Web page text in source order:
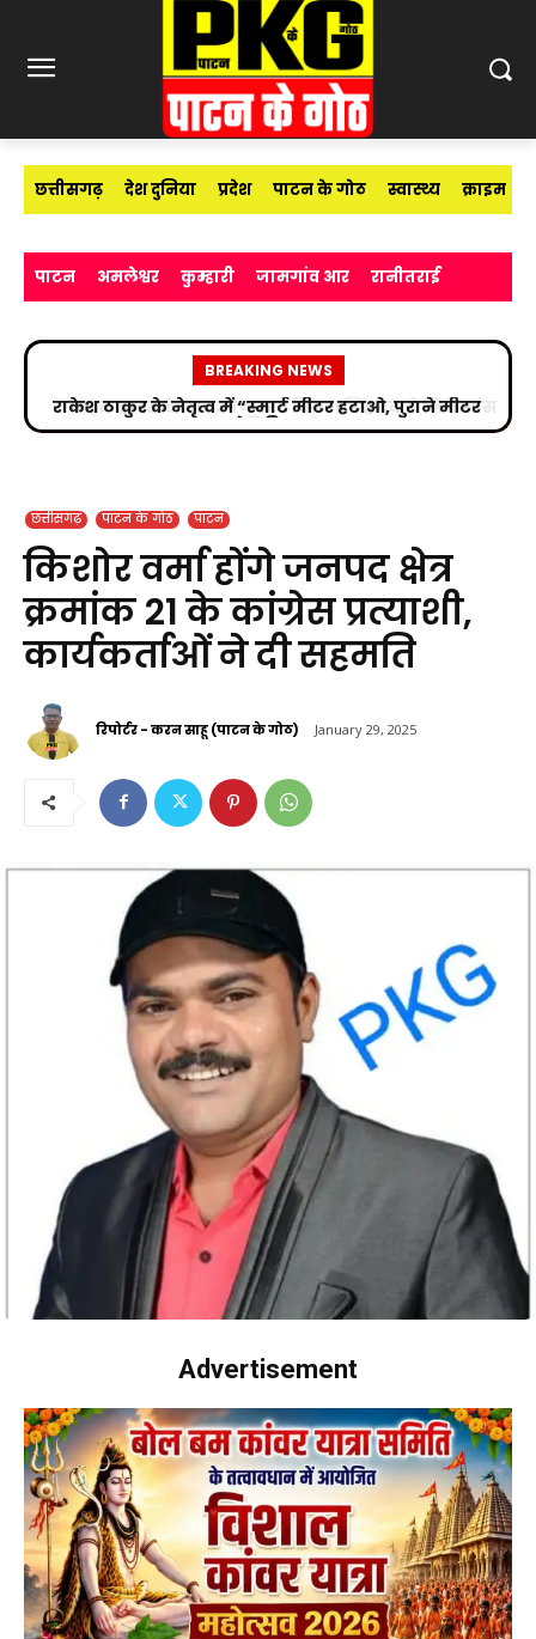
छत्तीसगढ़ देश दुनिया प्रदेश पाटन के गोठ स्वास्थ्य क्राइम
पाटन अमलेश्वर कुम्हारी जामगांव आर रानीतराई
BREAKING NEWS
सड़क हादसे के बाद उपचाररत किरण सिंह देव से मिले सांसद
विजय बघेल
छत्तीसगढ़ पाटन के गोठ पाटन
किशोर वर्मा होंगे जनपद क्षेत्र
क्रमांक 21 के कांग्रेस प्रत्याशी,
कार्यकर्ताओं ने दी सहमति
रिपोर्टर - करन साहू (पाटन के गोठ) January 29, 2025
Advertisement